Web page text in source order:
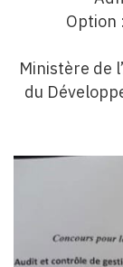
Option
Ministère de
du